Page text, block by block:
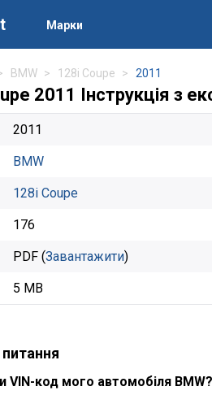
Марки
BMW 128i Coupe 2011
2011 Інструкція з
2011
BMW
128i Coupe
176
PDF (Завантажити)
5 MB
код мого автомобіля BMW?